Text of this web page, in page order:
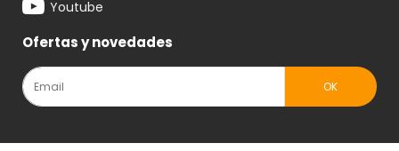
Youtube
Ofertas y novedades